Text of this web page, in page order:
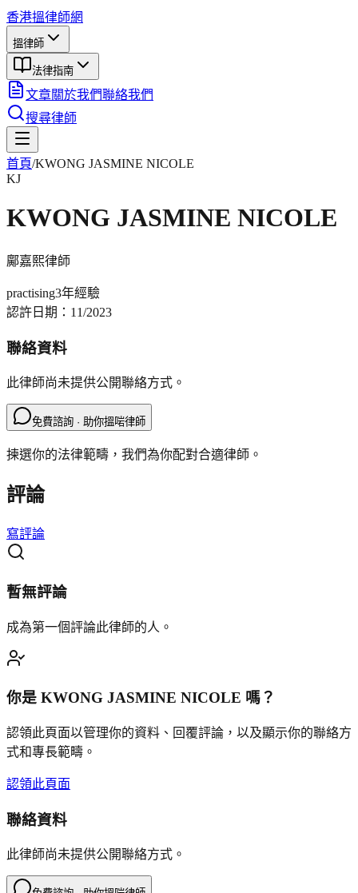
香港搵律師網
搵律師
法律指南
文章關於我們聯絡我們
搜尋律師
首頁/KWONG JASMINE NICOLE
KJ
KWONG JASMINE NICOLE
鄺嘉熙律師
practising3年經驗
認許日期： 11/2023
聯絡資料
此律師尚未提供公開聯絡方式。
免費諮詢 · 助你搵啱律師
揀選你的法律範疇，我們為你配對合適律師。
評論
寫評論
暫無評論
成為第一個評論此律師的人。
你是 KWONG JASMINE NICOLE 嗎？
認領此頁面以管理你的資料、回覆評論，以及顯示你的聯絡方
式和專長範疇。
認領此頁面
聯絡資料
此律師尚未提供公開聯絡方式。